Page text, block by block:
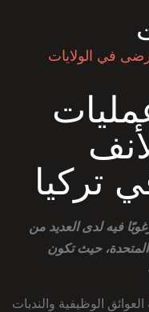
في الولايات
تركيا
فيه لدى العديد من
حيث تكون
الوظيفية والندبات